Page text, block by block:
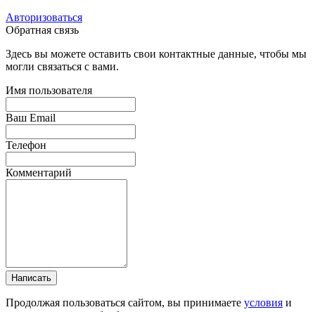
Авторизоваться
Обратная связь
Здесь вы можете оставить свои контактные данные, чтобы мы
могли связаться с вами.
Имя пользователя
Ваш Email
Телефон
Комментарий
Написать
Продолжая пользоваться сайтом, вы принимаете условия и